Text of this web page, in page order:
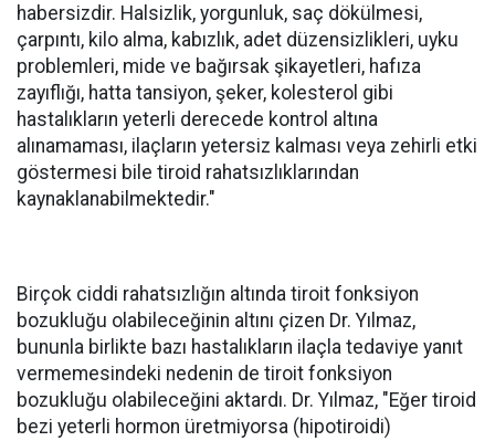
habersizdir. Halsizlik, yorgunluk, saç dökülmesi,
çarpıntı, kilo alma, kabızlık, adet düzensizlikleri, uyku
problemleri, mide ve bağırsak şikayetleri, hafıza
zayıflığı, hatta tansiyon, şeker, kolesterol gibi
hastalıkların yeterli derecede kontrol altına
alınamaması, ilaçların yetersiz kalması veya zehirli etki
göstermesi bile tiroid rahatsızlıklarından
kaynaklanabilmektedir."
Birçok ciddi rahatsızlığın altında tiroit fonksiyon
bozukluğu olabileceğinin altını çizen Dr. Yılmaz,
bununla birlikte bazı hastalıkların ilaçla tedaviye yanıt
vermemesindeki nedenin de tiroit fonksiyon
bozukluğu olabileceğini aktardı. Dr. Yılmaz, "Eğer tiroid
bezi yeterli hormon üretmiyorsa (hipotiroidi)